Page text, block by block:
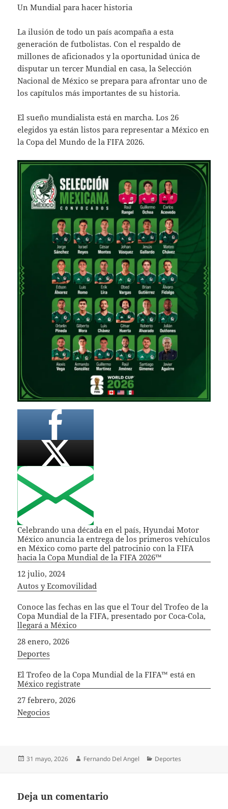
Un Mundial para hacer historia
La ilusión de todo un país acompaña a esta
generación de futbolistas. Con el respaldo de
millones de aficionados y la oportunidad única de
disputar un tercer Mundial en casa, la Selección
Nacional de México se prepara para afrontar uno de
los capítulos más importantes de su historia.
El sueño mundialista está en marcha. Los 26
elegidos ya están listos para representar a México en
la Copa del Mundo de la FIFA 2026.
Celebrando una década en el país, Hyundai Motor
México anuncia la entrega de los primeros vehículos
en México como parte del patrocinio con la FIFA
hacia la Copa Mundial de la FIFA 2026™
Fecha
12 julio, 2024
In relation to
Autos y Ecomovilidad
Conoce las fechas en las que el Tour del Trofeo de la
Copa Mundial de la FIFA, presentado por Coca-Cola,
llegará a México
Fecha
28 enero, 2026
In relation to
Deportes
El Trofeo de la Copa Mundial de la FIFA™ está en
México registrate
Fecha
27 febrero, 2026
In relation to
Negocios
Publicado
31 mayo, 2026 Autor
Fernando Del Angel Categorías
Deportes
Deja un comentario